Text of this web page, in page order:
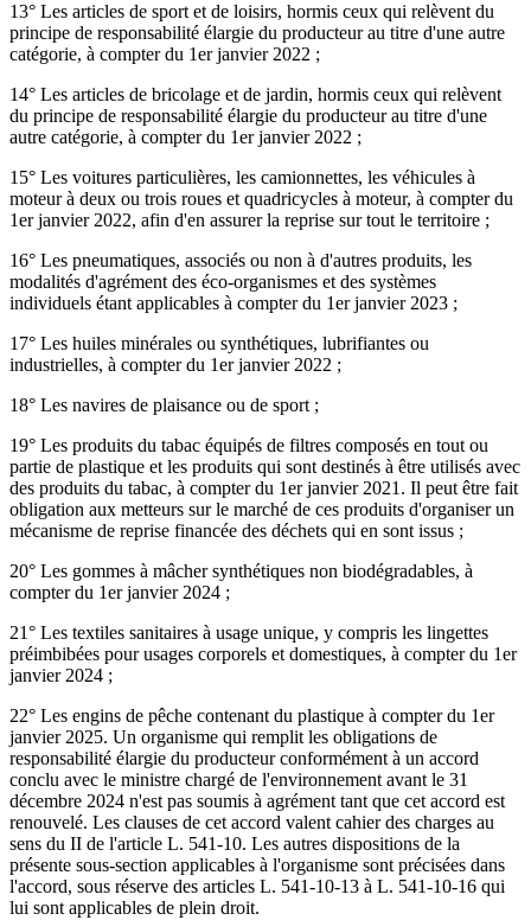
13° Les articles de sport et de loisirs, hormis ceux qui relèvent du
principe de responsabilité élargie du producteur au titre d'une autre
catégorie, à compter du 1er janvier 2022 ;
14° Les articles de bricolage et de jardin, hormis ceux qui relèvent
du principe de responsabilité élargie du producteur au titre d'une
autre catégorie, à compter du 1er janvier 2022 ;
15° Les voitures particulières, les camionnettes, les véhicules à
moteur à deux ou trois roues et quadricycles à moteur, à compter du
1er janvier 2022, afin d'en assurer la reprise sur tout le territoire ;
16° Les pneumatiques, associés ou non à d'autres produits, les
modalités d'agrément des éco-organismes et des systèmes
individuels étant applicables à compter du 1er janvier 2023 ;
17° Les huiles minérales ou synthétiques, lubrifiantes ou
industrielles, à compter du 1er janvier 2022 ;
18° Les navires de plaisance ou de sport ;
19° Les produits du tabac équipés de filtres composés en tout ou
partie de plastique et les produits qui sont destinés à être utilisés avec
des produits du tabac, à compter du 1er janvier 2021. Il peut être fait
obligation aux metteurs sur le marché de ces produits d'organiser un
mécanisme de reprise financée des déchets qui en sont issus ;
20° Les gommes à mâcher synthétiques non biodégradables, à
compter du 1er janvier 2024 ;
21° Les textiles sanitaires à usage unique, y compris les lingettes
préimbibées pour usages corporels et domestiques, à compter du 1er
janvier 2024 ;
22° Les engins de pêche contenant du plastique à compter du 1er
janvier 2025. Un organisme qui remplit les obligations de
responsabilité élargie du producteur conformément à un accord
conclu avec le ministre chargé de l'environnement avant le 31
décembre 2024 n'est pas soumis à agrément tant que cet accord est
renouvelé. Les clauses de cet accord valent cahier des charges au
sens du II de l'article L. 541-10. Les autres dispositions de la
présente sous-section applicables à l'organisme sont précisées dans
l'accord, sous réserve des articles L. 541-10-13 à L. 541-10-16 qui
lui sont applicables de plein droit.